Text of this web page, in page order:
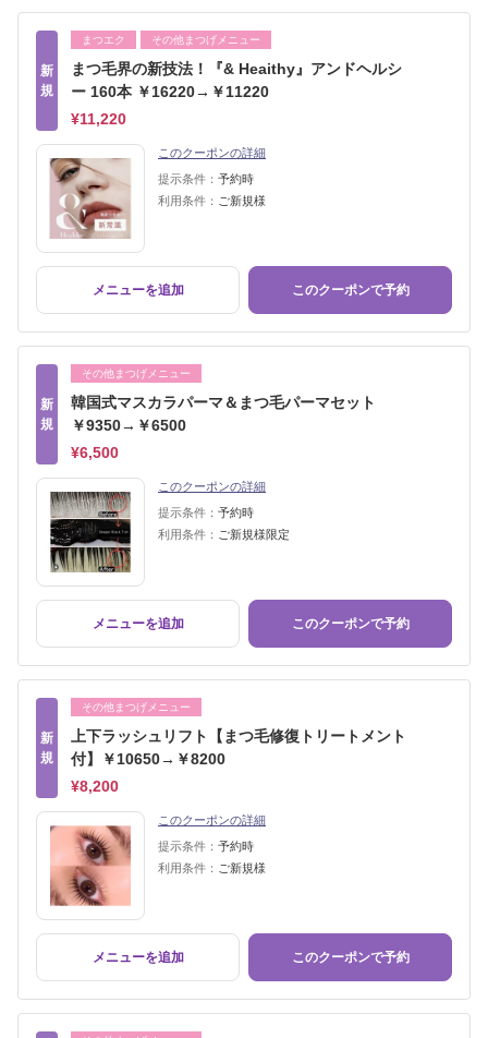
新
規
まつエク その他まつげメニュー
まつ毛界の新技法！『& Heaithy』アンドヘルシ
ー 160本 ￥16220→￥11220
¥11,220
このクーポンの詳細
提示条件： 予約時
利用条件： ご新規様
メニューを追加 このクーポンで予約
新
規
その他まつげメニュー
韓国式マスカラパーマ＆まつ毛パーマセット
￥9350→￥6500
¥6,500
このクーポンの詳細
提示条件： 予約時
利用条件： ご新規様限定
メニューを追加 このクーポンで予約
新
規
その他まつげメニュー
上下ラッシュリフト【まつ毛修復トリートメント
付】￥10650→￥8200
¥8,200
このクーポンの詳細
提示条件： 予約時
利用条件： ご新規様
メニューを追加 このクーポンで予約